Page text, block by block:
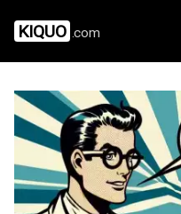
KIQUO .com